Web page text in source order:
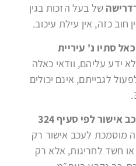
של בעל הזכות בגין
כזה, אין עילת עיכוב.
33240-12-10 מיכאל סתיו נ' עיריית
ידע עליהם, וודאי כאלה
לגבייתם, אינם יכולים
עילת "שיקולים זרים": אין לעכב אישור לפי סעיף 324
מוסמכת לעכב אישור רק
או חשד לחריגות, אלא רק